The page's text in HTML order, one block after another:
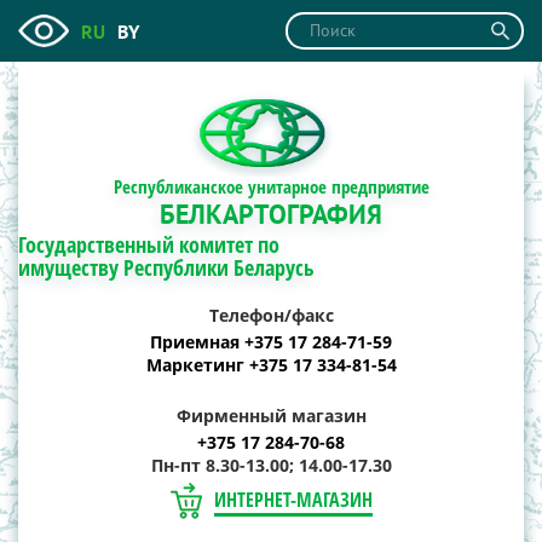
RU BY
Республиканское унитарное предприятие
БЕЛКАРТОГРАФИЯ
Государственный комитет по
имуществу Республики Беларусь
Телефон/факс
Приемная +375 17 284-71-59
Маркетинг +375 17 334-81-54
Фирменный магазин
+375 17 284-70-68
Пн-пт 8.30-13.00; 14.00-17.30
ИНТЕРНЕТ-МАГАЗИН